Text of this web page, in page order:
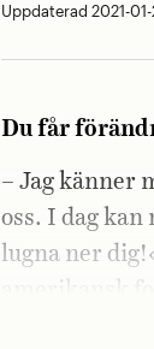
Uppdaterad 2021-
Du får
– Jag känner
oss. I dag
lugna ner